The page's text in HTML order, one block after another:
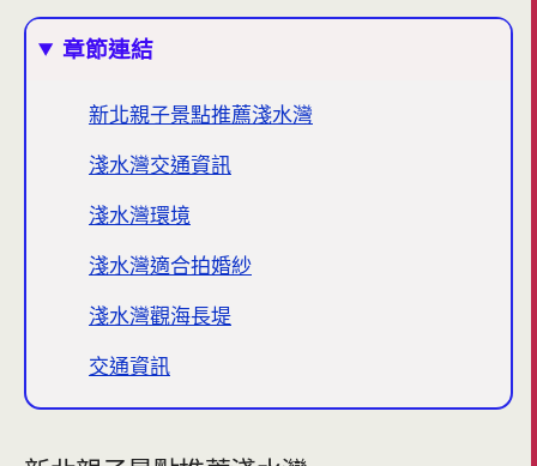
章節連結
新北親子景點推薦淺水灣
淺水灣交通資訊
淺水灣環境
淺水灣適合拍婚紗
淺水灣觀海長堤
交通資訊